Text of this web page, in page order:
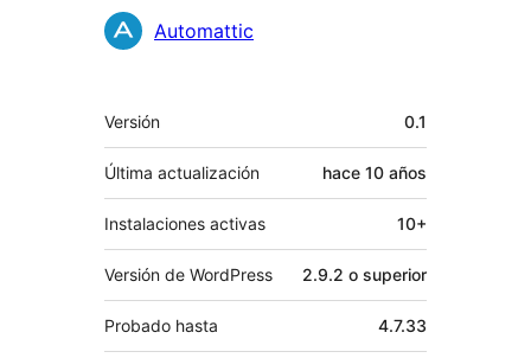
Automattic
Meta
Versión 0.1
Última actualización hace 10 años
Instalaciones activas 10+
Versión de WordPress 2.9.2 o superior
Probado hasta 4.7.33